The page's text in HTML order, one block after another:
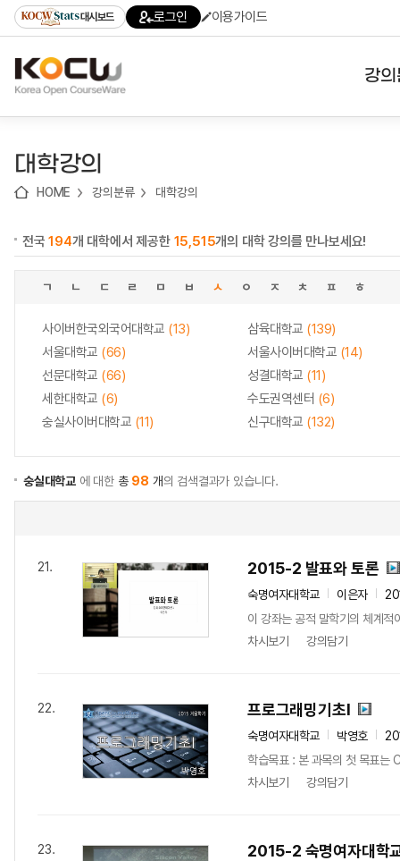
기
기
기
content)
가
대시보드 로그인 이용가이드
강
대학강의
HOME 강의분류 대학강의
전국194개 대학에서 제공한 15,515개의 대학 강의를 만나보세요!
ㄱ ㄴ ㄷ ㄹ ㅁ ㅂ ㅅ ㅇ ㅈ ㅊ ㅍ ㅎ
사이버한국외국어대학교 (13) 삼육대학교 (139)
서울대학교 (66) 서울사이버대학교 (14)
선문대학교 (66) 성결대학교 (11)
세한대학교 (6) 수도권역센터 (6)
숭실사이버대학교 (11) 신구대학교 (132)
숭실대학교 에 대한 총 98 개의 검색결과가 있습니다.
21. 2015-2 발표와 토론
숙명여자대학교 이은자
이 강좌는 공적 말학기의 체계적
차시보기
강의담기
22. 프로그래밍기초I
숙명여자대학교 박영호
학습목표 : 본 과목의 첫 목표는
차시보기
강의담기
23. 2015-2 숙명여자대학